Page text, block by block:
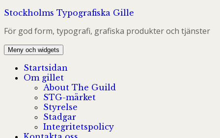
Hoppa
innehåll
Stockholms Typografiska Gille
För god form, typografi, grafiska produkter och tjänster
Meny och widgets
Startsidan
Om gillet
About The Guild
STG-märket
Styrelse
Stadgar
Integritetspolicy